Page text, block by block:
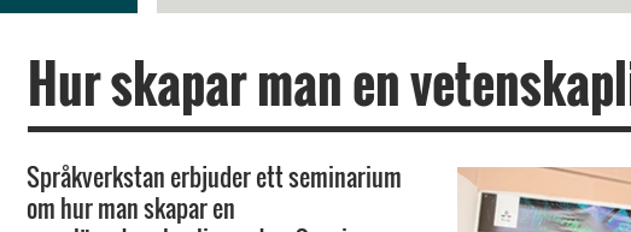
Hur skapar man en
Språkverkstan erbjuder ett seminarium
om hur man skapar en